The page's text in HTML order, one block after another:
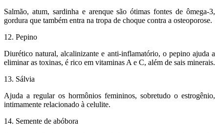
Salmão, atum, sardinha e arenque são ótimas fontes de ômega-3,
gordura que também entra na tropa de choque contra a osteoporose.
12. Pepino
Diurético natural, alcalinizante e anti-inflamatório, o pepino ajuda a
eliminar as toxinas, é rico em vitaminas A e C, além de sais minerais.
13. Sálvia
Ajuda a regular os hormônios femininos, sobretudo o estrogênio,
intimamente relacionado à celulite.
14. Semente de abóbora